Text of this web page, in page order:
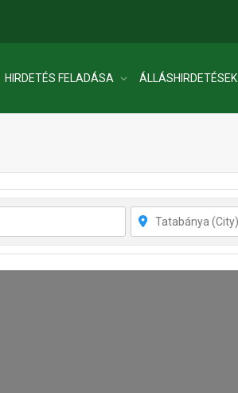
HIRDETÉS FELADÁSA ÁLLÁSHIRDETÉSEK